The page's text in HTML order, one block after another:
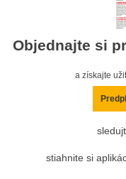
Objednajte si
a získajte
stiahnite si